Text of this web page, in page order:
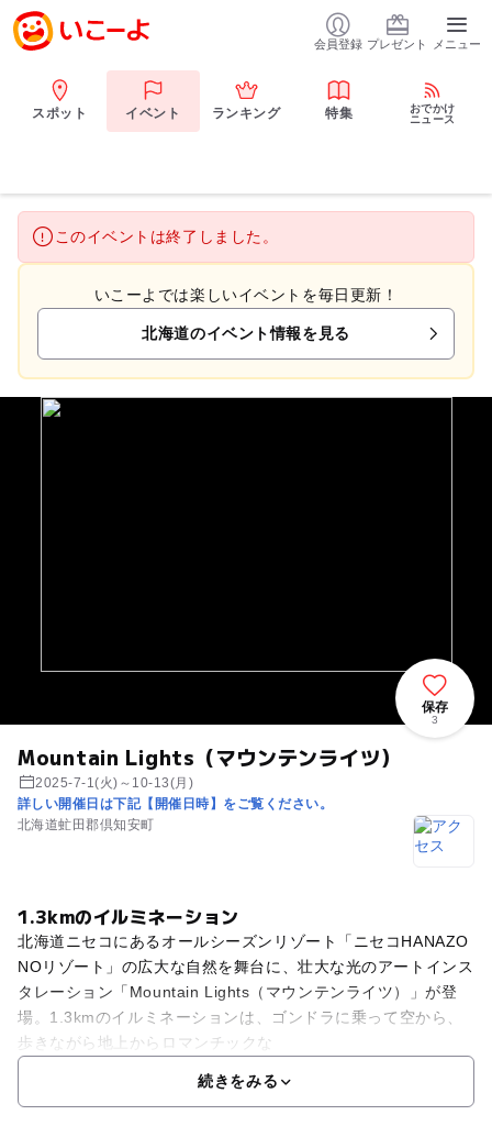
会員登録 プレゼント メニュー
スポット イベント ランキング 特集
おでかけ
ニュース
このイベントは終了しました。
いこーよでは楽しいイベントを毎日更新！
北海道のイベント情報を見る
Mountain Lights（マウンテンライツ）
2025-7-1(火)～10-13(月)
詳しい開催日は下記【開催日時】をご覧ください。
北海道虻田郡倶知安町
保存
3
1.3kmのイルミネーション
北海道ニセコにあるオールシーズンリゾート「ニセコHANAZO
NOリゾート」の広大な自然を舞台に、壮大な光のアートインス
タレーション「Mountain Lights（マウンテンライツ）」が登
場。1.3kmのイルミネーションは、ゴンドラに乗って空から、
歩きながら地上からロマンチックな
続きをみる